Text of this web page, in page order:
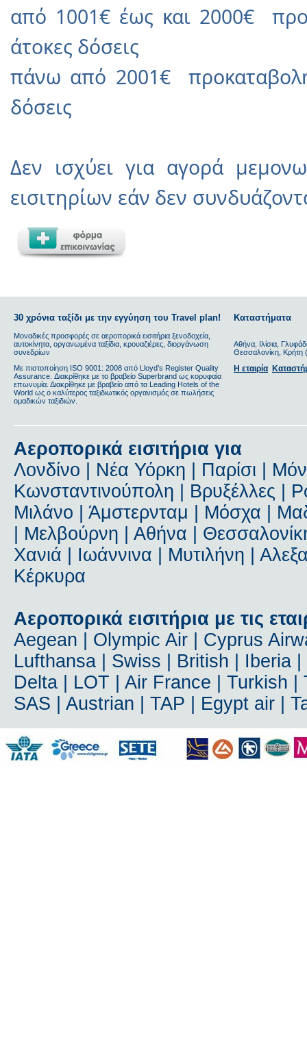
από 1001€ έως και 2000€
άτοκες δόσεις
πάνω από 2001€
δόσεις
Δεν ισχύει για αγορά
εισιτηρίων εάν δεν
30 χρόνια ταξίδι με την εγγύηση του Travel plan!
Μοναδικές προσφορές σε αεροπορικά εισιτήρια ξενοδοχεία,
αυτοκίνητα, οργανωμένα ταξίδια, κρουαζιέρες, διοργάνωση
συνεδρίων
Με πιστοποίηση ΙSO 9001: 2008 από Lloyd’s Register Quality
Assurance. Διακρίθηκε με το βραβείο Superbrand ως κορυφαία
επωνυμία. Διακρίθηκε με βραβείο από τα Leading Hotels of the
World ως ο καλύτερος ταξιδιωτικός οργανισμός σε πωλήσεις
ομαδικών ταξιδιών.
Καταστήματα
Αθήνα, Ιλίσια,
Θεσσαλονίκη, Κρήτη
Η εταιρία
Αεροπορικά εισιτήρια για
Λονδίνο | Νέα Υόρκη | Παρίσι |
Κωνσταντινούπολη | Βρυξέλλες |
Μιλάνο | Άμστερνταμ | Μόσχα |
| Μελβούρνη | Αθήνα |
Χανιά | Ιωάννινα | Μυτιλήνη |
Κέρκυρα
Αεροπορικά εισιτήρια με τις
Aegean | Olympic Air | Cyprus
Lufthansa | Swiss | British | Iberia
Delta | LOT | Air France | Turkish |
SAS | Austrian | TAP | Egypt air |